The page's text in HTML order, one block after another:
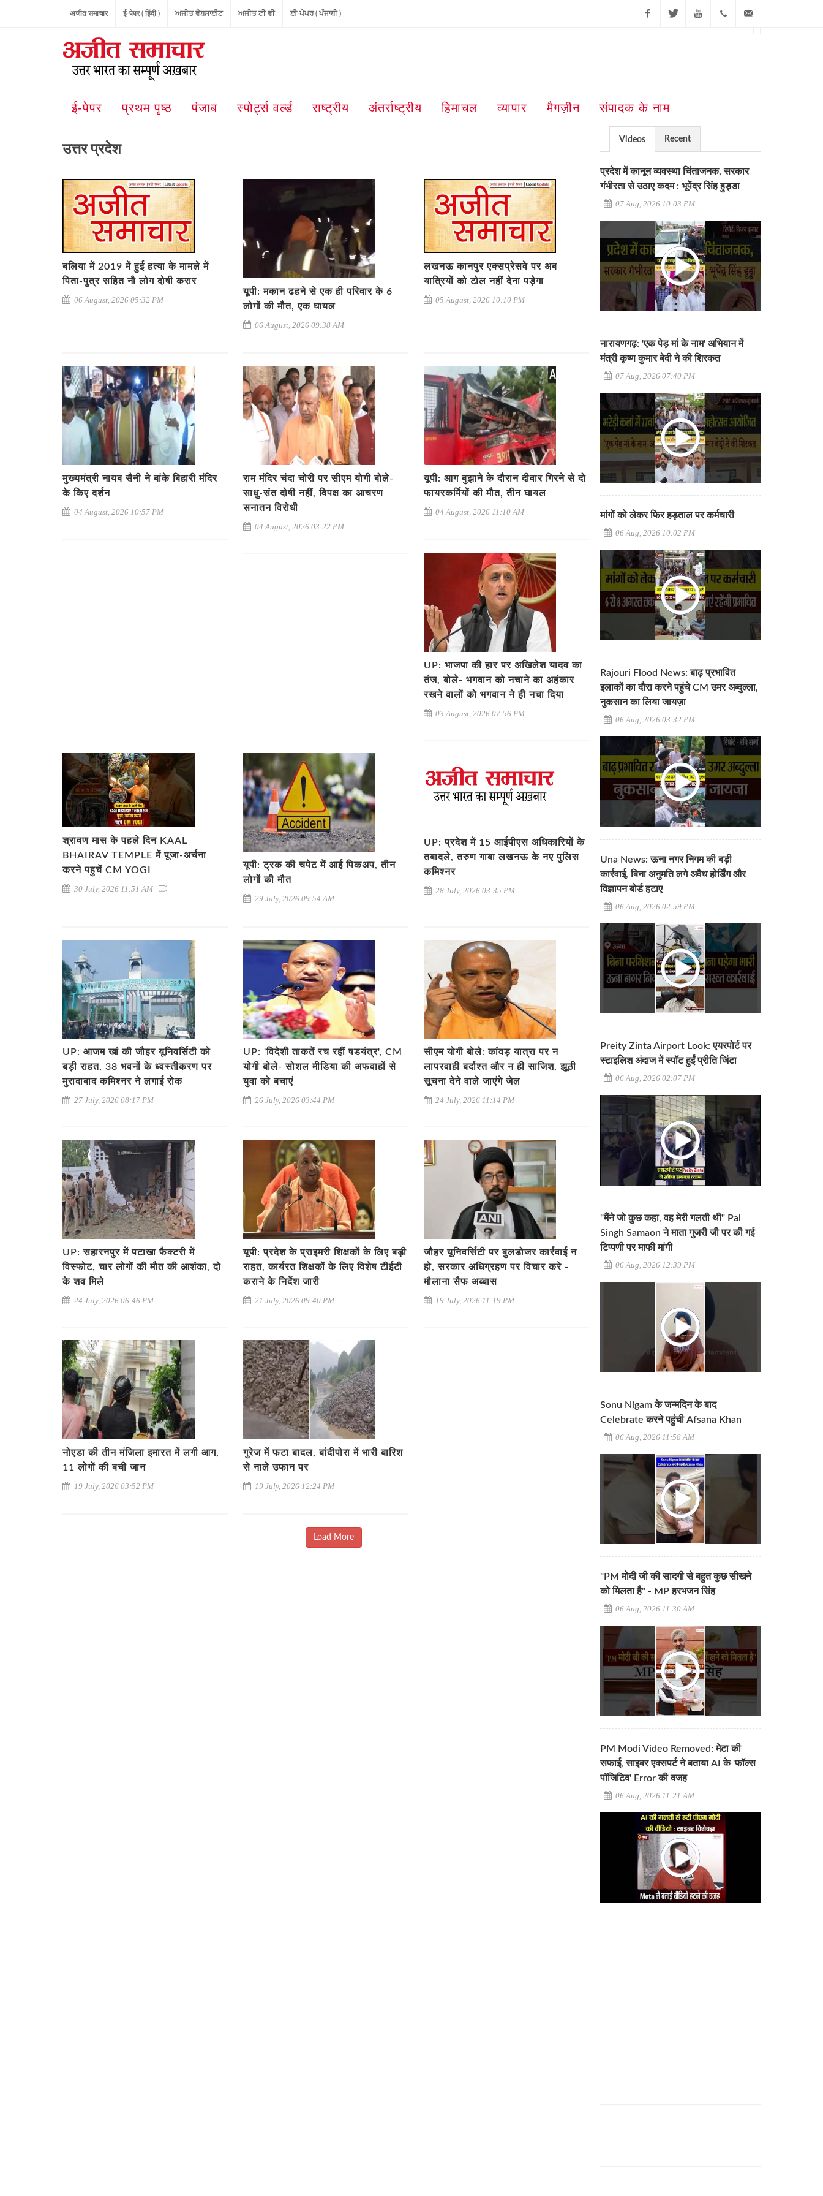
अजीत समाचार ई-पेपर ( हिंदी ) ਅਜੀਤ ਵੈਬਸਾਈਟ ਅਜੀਤ ਟੀ ਵੀ ਈ-ਪੇਪਰ ( ਪੰਜਾਬੀ )
ई-पेपर प्रथम पृष्ठ पंजाब स्पोर्ट्स वर्ल्ड राष्ट्रीय अंतर्राष्ट्रीय हिमाचल व्यापार मैगज़ीन संपादक के नाम
उत्तर प्रदेश
बलिया में 2019 में हुई हत्या के मामले में
पिता-पुत्र सहित नौ लोग दोषी करार
06 August, 2026 05:32 PM
यूपी: मकान ढहने से एक ही परिवार के 6
लोगों की मौत, एक घायल
06 August, 2026 09:38 AM
लखनऊ कानपुर एक्सप्रेसवे पर अब
यात्रियों को टोल नहीं देना पड़ेगा
05 August, 2026 10:10 PM
मुख्यमंत्री नायब सैनी ने बांके बिहारी मंदिर
के किए दर्शन
04 August, 2026 10:57 PM
राम मंदिर चंदा चोरी पर सीएम योगी बोले-
साधु-संत दोषी नहीं, विपक्ष का आचरण
सनातन विरोधी
04 August, 2026 03:22 PM
यूपी: आग बुझाने के दौरान दीवार गिरने से दो
फायरकर्मियों की मौत, तीन घायल
04 August, 2026 11:10 AM
UP: भाजपा की हार पर अखिलेश यादव का
तंज, बोले- भगवान को नचाने का अहंकार
रखने वालों को भगवान ने ही नचा दिया
03 August, 2026 07:56 PM
श्रावण मास के पहले दिन KAAL
BHAIRAV TEMPLE में पूजा-अर्चना
करने पहुचें CM YOGI
30 July, 2026 11:51 AM
यूपी: ट्रक की चपेट में आई पिकअप, तीन
लोगों की मौत
29 July, 2026 09:54 AM
UP: प्रदेश में 15 आईपीएस अधिकारियों के
तबादले, तरुण गाबा लखनऊ के नए पुलिस
कमिश्नर
28 July, 2026 03:35 PM
UP: आजम खां की जौहर यूनिवर्सिटी को
बड़ी राहत, 38 भवनों के ध्वस्तीकरण पर
मुरादाबाद कमिश्नर ने लगाई रोक
27 July, 2026 08:17 PM
UP: 'विदेशी ताकतें रच रहीं षडयंत्र', CM
योगी बोले- सोशल मीडिया की अफवाहों से
युवा को बचाएं
26 July, 2026 03:44 PM
सीएम योगी बोले: कांवड़ यात्रा पर न
लापरवाही बर्दाश्त और न ही साजिश, झूठी
सूचना देने वाले जाएंगे जेल
24 July, 2026 11:14 PM
UP: सहारनपुर में पटाखा फैक्टरी में
विस्फोट, चार लोगों की मौत की आशंका, दो
के शव मिले
24 July, 2026 06:46 PM
यूपी: प्रदेश के प्राइमरी शिक्षकों के लिए बड़ी
राहत, कार्यरत शिक्षकों के लिए विशेष टीईटी
कराने के निर्देश जारी
21 July, 2026 09:40 PM
जौहर यूनिवर्सिटी पर बुलडोजर कार्रवाई न
हो, सरकार अधिग्रहण पर विचार करे -
मौलाना सैफ अब्बास
19 July, 2026 11:19 PM
नोएडा की तीन मंजिला इमारत में लगी आग,
11 लोगों की बची जान
19 July, 2026 03:52 PM
गुरेज में फटा बादल, बांदीपोरा में भारी बारिश
से नाले उफान पर
19 July, 2026 12:24 PM
Load More
Videos Recent
प्रदेश में कानून व्यवस्था चिंताजनक, सरकार
गंभीरता से उठाए कदम : भूपेंद्र सिंह हुड्डा
07 Aug, 2026 10:03 PM
नारायणगढ़: 'एक पेड़ मां के नाम' अभियान में
मंत्री कृष्ण कुमार बेदी ने की शिरकत
07 Aug, 2026 07:40 PM
मांगों को लेकर फिर हड़ताल पर कर्मचारी
06 Aug, 2026 10:02 PM
Rajouri Flood News: बाढ़ प्रभावित
इलाकों का दौरा करने पहुंचे CM उमर अब्दुल्ला,
नुकसान का लिया जायज़ा
06 Aug, 2026 03:32 PM
Una News: ऊना नगर निगम की बड़ी
कार्रवाई, बिना अनुमति लगे अवैध होर्डिंग और
विज्ञापन बोर्ड हटाए
06 Aug, 2026 02:59 PM
Preity Zinta Airport Look: एयरपोर्ट पर
स्टाइलिश अंदाज में स्पॉट हुईं प्रीति जिंटा
06 Aug, 2026 02:07 PM
"मैंने जो कुछ कहा, वह मेरी गलती थी" Pal
Singh Samaon ने माता गुजरी जी पर की गई
टिप्पणी पर माफी मांगी
06 Aug, 2026 12:39 PM
Sonu Nigam के जन्मदिन के बाद
Celebrate करने पहुंची Afsana Khan
06 Aug, 2026 11:58 AM
"PM मोदी जी की सादगी से बहुत कुछ सीखने
को मिलता है" - MP हरभजन सिंह
06 Aug, 2026 11:30 AM
PM Modi Video Removed: मेटा की
सफाई, साइबर एक्सपर्ट ने बताया AI के 'फॉल्स
पॉजिटिव' Error की वजह
06 Aug, 2026 11:21 AM